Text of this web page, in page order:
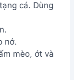
cá. Dùng
nở.
mèo, ớt và